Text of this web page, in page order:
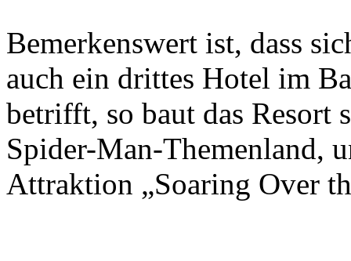
Bemerkenswert ist, dass
auch ein drittes Hotel im
betrifft, so baut das Resort
Spider-Man-Themenland,
Attraktion „Soaring Over